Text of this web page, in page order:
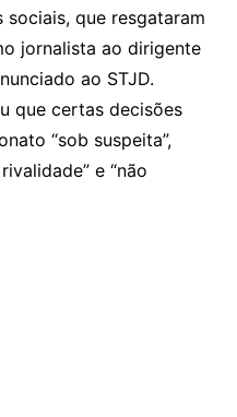
que resgataram
jornalista ao dirigente
ao STJD.
que certas decisões
“sob suspeita”,
e “não